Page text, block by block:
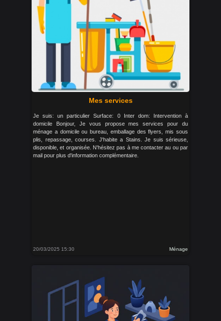
Mes services
Je suis: un particulier Surface: 0 Inter dom: Intervention à
domicile Bonjour, Je vous propose mes services pour du
ménage a domicile ou bureau, emballage des flyers, mis sous
plis, repassage, courses. J'habite a Stains. Je suis sérieuse,
disponible, et organisée. N'hésitez pas à me contacter au ou par
mail pour plus d'information complémentaire.
20/03/2025 15:30 Ménage